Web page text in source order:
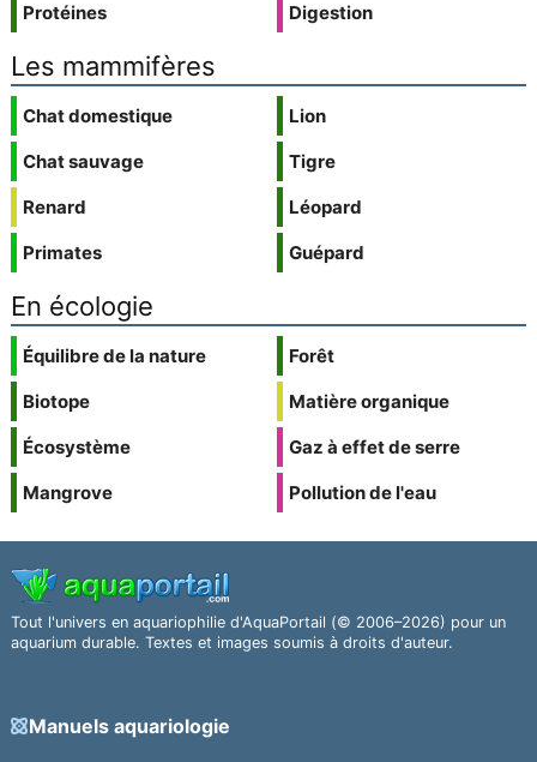
Protéines
Digestion
Les mammifères
Chat domestique
Chat sauvage
Renard
Primates
Lion
Tigre
Léopard
Guépard
En écologie
Équilibre de la nature
Biotope
Écosystème
Mangrove
Forêt
Matière organique
Gaz à effet de serre
Pollution de l'eau
Tout l'univers en aquariophilie d'AquaPortail (© 2006–2026) pour un
aquarium durable. Textes et images soumis à droits d'auteur.
Manuels aquariologie